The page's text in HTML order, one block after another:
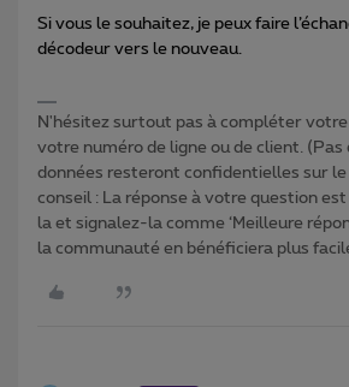
Si vous le souhaitez, je peux faire
décodeur vers le nouveau.
N'hésitez surtout pas à compléter
votre numéro de ligne ou de client. (Pas
données resteront confidentielles sur
conseil : La réponse à votre question est
la et signalez-la comme ‘Meilleure
la communauté en bénéficiera plus